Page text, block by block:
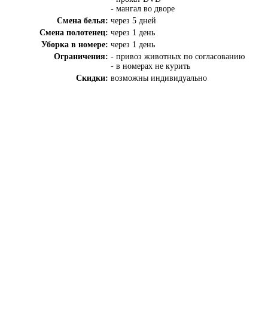
- мангал во дворе
Смена белья: через 5 дней
Смена полотенец: через 1 день
Уборка в номере: через 1 день
Ограничения: - привоз животных по согласованию
- в номерах не курить
Скидки: возможны индивидуально